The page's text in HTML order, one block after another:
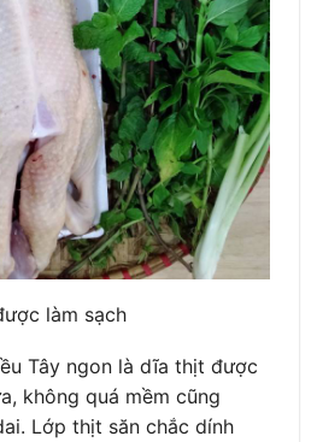
làm sạch
Tây ngon là dĩa thịt được
không quá mềm cũng
Lớp thịt săn chắc dính